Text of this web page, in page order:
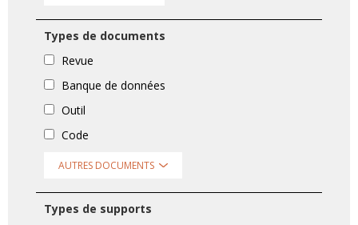
Types de documents
Revue
Banque de données
Outil
Code
AUTRES DOCUMENTS
Types de supports